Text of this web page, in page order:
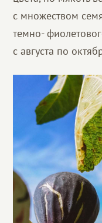
с множеством
темно-
с августа по